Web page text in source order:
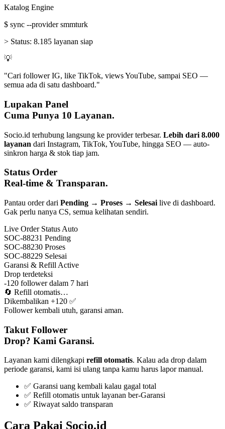
Katalog Engine
$ sync --provider smmturk
> Status: 8.185 layanan siap
💡
"Cari follower IG, like TikTok, views YouTube, sampai SEO —
semua ada di satu dashboard."
Lupakan Panel
Cuma Punya 10 Layanan.
Socio.id terhubung langsung ke provider terbesar. Lebih dari 8.000
layanan dari Instagram, TikTok, YouTube, hingga SEO — auto-
sinkron harga & stok tiap jam.
Status Order
Real-time & Transparan.
Pantau order dari Pending → Proses → Selesai live di dashboard.
Gak perlu nanya CS, semua kelihatan sendiri.
Live Order Status Auto
SOC-88231 Pending
SOC-88230 Proses
SOC-88229 Selesai
Garansi & Refill Active
Drop terdeteksi
-120 follower dalam 7 hari
🔄 Refill otomatis…
Dikembalikan +120 ✅
Follower kembali utuh, garansi aman.
Takut Follower
Drop? Kami Garansi.
Layanan kami dilengkapi refill otomatis. Kalau ada drop dalam
periode garansi, kami isi ulang tanpa kamu harus lapor manual.
✅ Garansi uang kembali kalau gagal total
✅ Refill otomatis untuk layanan ber-Garansi
✅ Riwayat saldo transparan
Cara Pakai Socio.id